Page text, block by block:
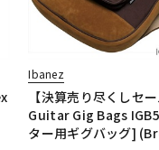
Ibanez
【決算売り尽くしセ
Guitar Gig Bags
ター用ギグバッグ]